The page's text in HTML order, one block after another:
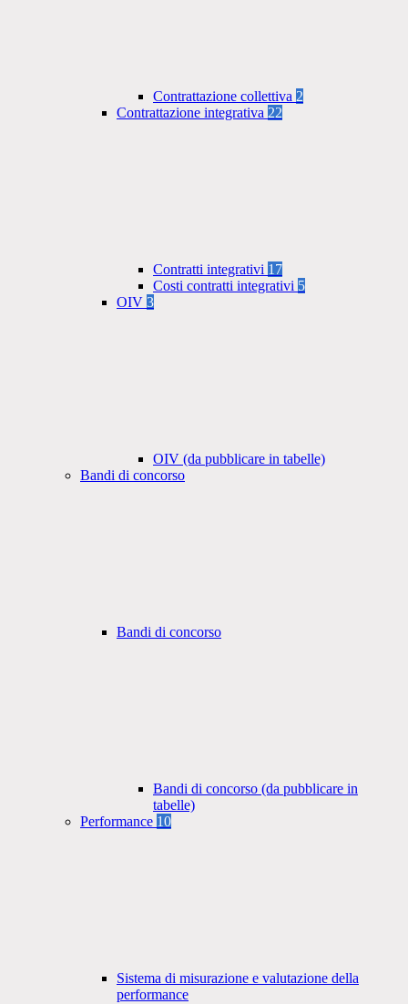
Contrattazione collettiva 2
Contrattazione integrativa 22
Contratti integrativi 17
Costi contratti integrativi 5
OIV 3
OIV (da pubblicare in tabelle)
Bandi di concorso
Bandi di concorso
Bandi di concorso (da pubblicare in
tabelle)
Performance 10
Sistema di misurazione e valutazione della
performance